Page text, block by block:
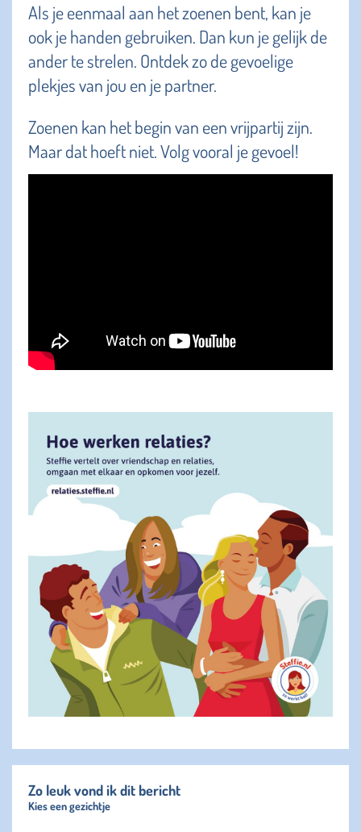
Als je eenmaal aan het zoenen bent, kan je
ook je handen gebruiken. Dan kun je gelijk de
ander te strelen. Ontdek zo de gevoelige
plekjes van jou en je partner.
Zoenen kan het begin van een vrijpartij zijn.
Maar dat hoeft niet. Volg vooral je gevoel!
Zo leuk vond ik dit bericht
Kies een gezichtje